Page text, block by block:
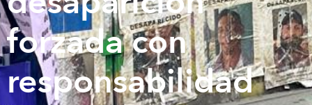
forzada con
responsabilidad